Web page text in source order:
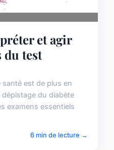
et agir
du test
est de plus en
du diabète
examens essentiels
6 min de lecture →